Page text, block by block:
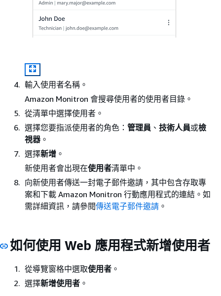
輸入使用者名稱。
Amazon Monitron 會搜尋使用者的使用者目錄。
從清單中選擇使用者。
選擇您要指派使用者的角色： 管理員 、 技術人員或檢
視器 。
選擇新增 。
新使用者會出現在使用者清單中。
向新使用者傳送一封電子郵件邀請，其中包含存取專
案和下載 Amazon Monitron 行動應用程式的連結。如
需詳細資訊，請參閱傳送電子郵件邀請 。
如何使用 Web 應用程式新增使用者
從導覽窗格中選取使用者 。
選擇新增使用者 。